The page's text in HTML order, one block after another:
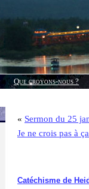
Que croyons-nous ?
« Sermon du 25
Je ne crois pas à
Catéchisme de